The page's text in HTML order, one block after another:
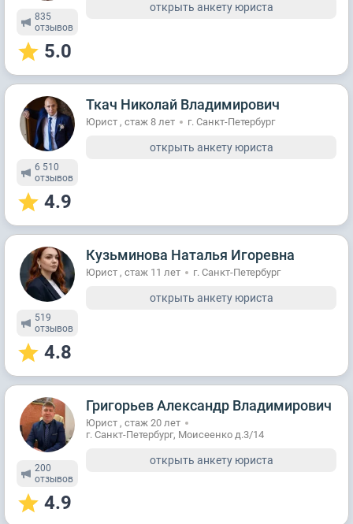
835
отзывов
5.0
открыть анкету юриста
6 510
отзывов
4.9
Ткач Николай Владимирович
Юрист , стаж 8 лет г. Санкт-Петербург
открыть анкету юриста
519
отзывов
4.8
Кузьминова Наталья Игоревна
Юрист , стаж 11 лет г. Санкт-Петербург
открыть анкету юриста
200
отзывов
4.9
Григорьев Александр Владимирович
Юрист , стаж 20 лет
г. Санкт-Петербург, Моисеенко д.3/14
открыть анкету юриста